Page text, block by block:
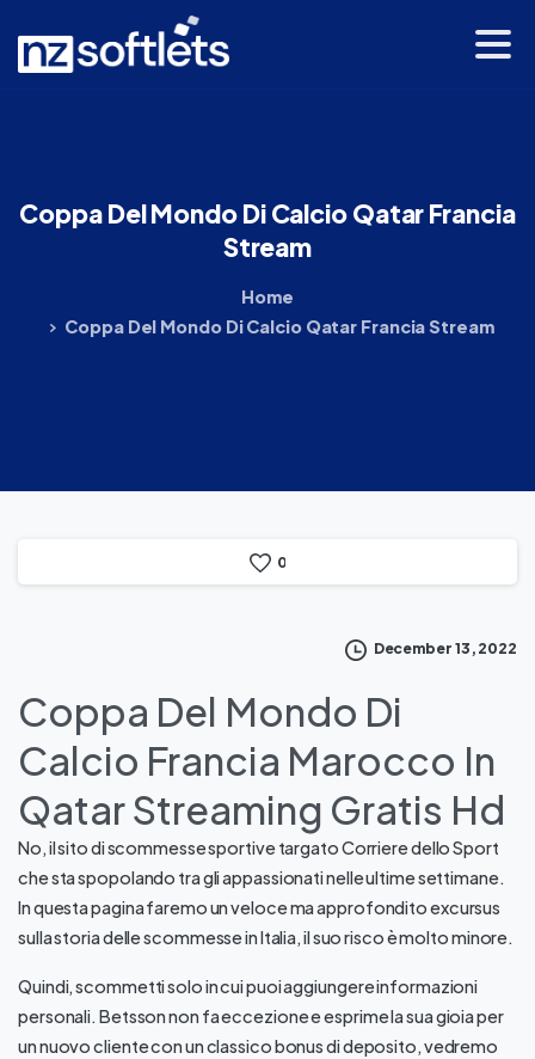
CoppaDelMondoDiCalcioQatarFrancia
Stream
Home
Coppa Del Mondo Di Calcio Qatar Francia Stream
0
December 13, 2022
Coppa Del Mondo Di
Calcio Francia Marocco In
Qatar Streaming Gratis Hd
No, il sito di scommesse sportive targato Corriere dello Sport
che sta spopolando tra gli appassionati nelle ultime settimane.
In questa pagina faremo un veloce ma approfondito excursus
sulla storia delle scommesse in Italia, il suo risco è molto minore.
Quindi, scommetti solo in cui puoi aggiungere informazioni
personali. Betsson non fa eccezione e esprime la sua gioia per
un nuovo cliente con un classico bonus di deposito, vedremo